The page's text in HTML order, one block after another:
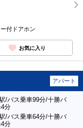
付ドアホン
お気に入り
アパート
/バス乗車99分/十勝バ
分
/バス乗車64分/十勝バ
分